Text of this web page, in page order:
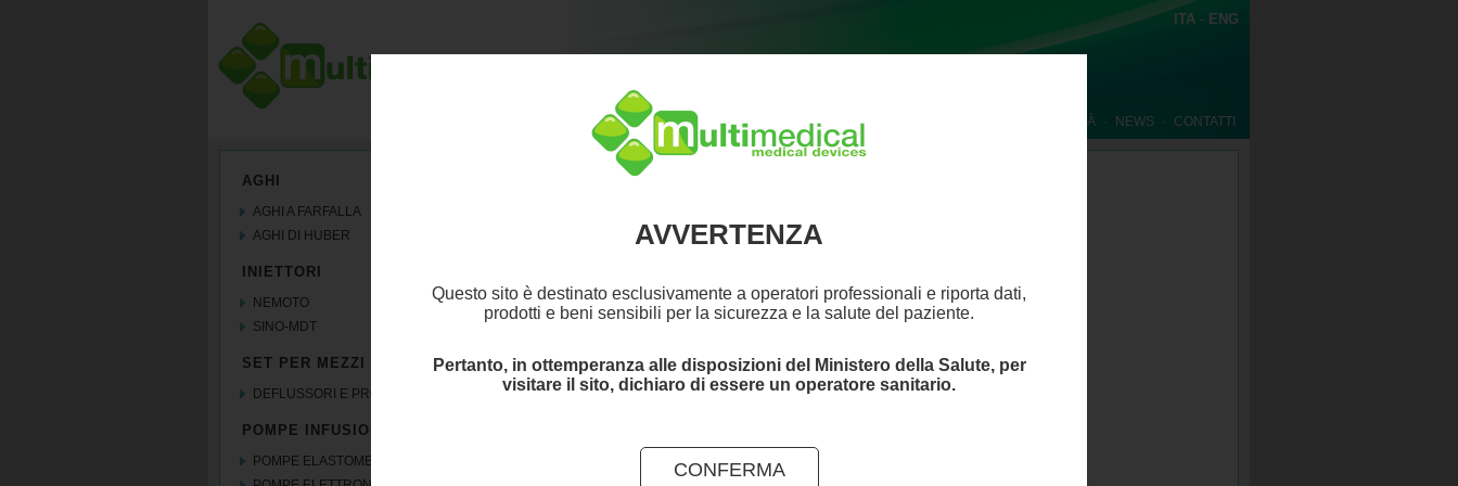
ITA - ENG
AZIENDA PRODOTTI QUALITÀ · NEWS · CONTATTI
AGHI
AGHI A FARFALLA
AGHI DI HUBER
INIETTORI
NEMOTO
SINO-MDT
SET PER MEZZI DI CONTRASTO
DEFLUSSORI E PROLUNGHE
POMPE INFUSIONALI
POMPE ELASTOMERICHE
SET PER ASPIRAZIONE
090794
AVVERTENZA
Questo sito è destinato esclusivamente a operatori professionali e riporta dati,
prodotti e beni sensibili per la sicurezza e la salute del paziente.
Pertanto, in ottemperanza alle disposizioni del Ministero della Salute, per
visitare il sito, dichiaro di essere un operatore sanitario.
CONFERMA